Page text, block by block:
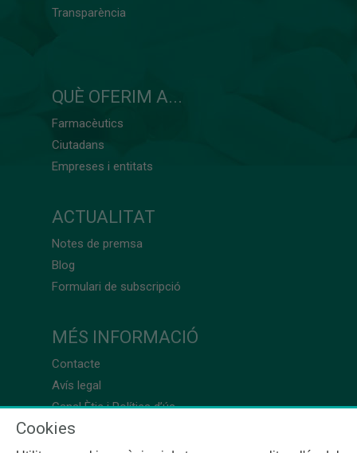
Transparència
QUÈ OFERIM A...
Farmacèutics
Ciutadans
Empreses i entitats
ACTUALITAT
Notes de premsa
Blog
Formulari de subscripció
MÉS INFORMACIÓ
Contacte
Avís legal
Canal Ètic i Política d’ús
Cookies